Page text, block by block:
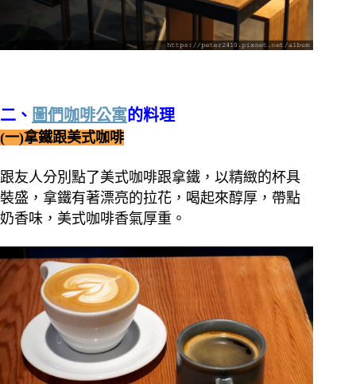
二、 圖們咖啡公寓的料理
(一)拿鐵跟美式咖啡
跟友人分別點了美式咖啡跟拿鐵，以精緻的杯具
裝盛，拿鐵有著漂亮的拉花，喝起來醇厚，帶點
奶香味，美式咖啡香氣厚重。